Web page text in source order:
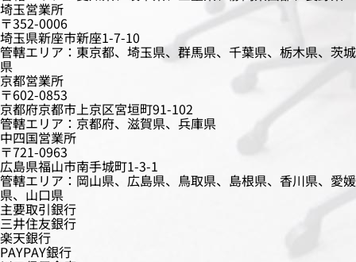
埼玉営業所
〒352-0006
埼玉県新座市新座1-7-10
管轄エリア：東京都、埼玉県、群馬県、千葉県、栃木県、茨城
県
京都営業所
〒602-0853
京都府京都市上京区宮垣町91-102
管轄エリア：京都府、滋賀県、兵庫県
中四国営業所
〒721-0963
広島県福山市南手城町1-3-1
管轄エリア：岡山県、広島県、鳥取県、島根県、香川県、愛媛
県、山口県
主要取引銀行
三井住友銀行
楽天銀行
PAYPAY銀行